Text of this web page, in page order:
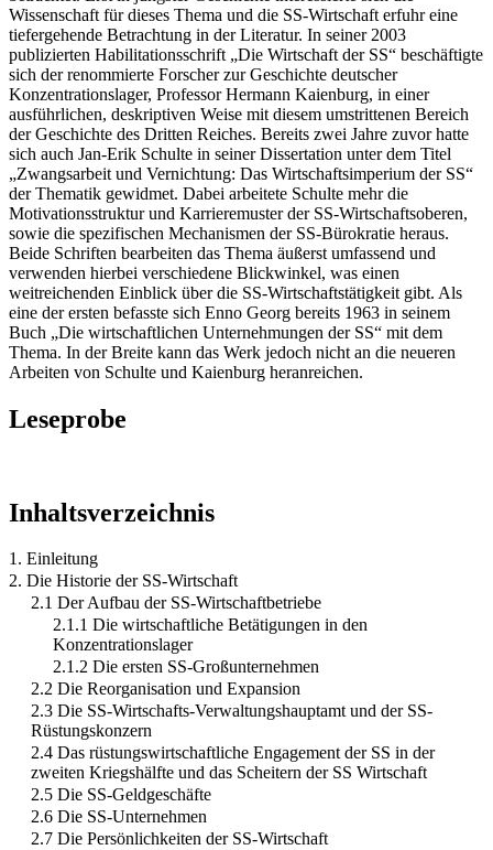
Wissenschaft für dieses Thema und die SS-Wirtschaft erfuhr eine
tiefergehende Betrachtung in der Literatur. In seiner 2003
publizierten Habilitationsschrift „Die Wirtschaft der SS“ beschäftigte
sich der renommierte Forscher zur Geschichte deutscher
Konzentrationslager, Professor Hermann Kaienburg, in einer
ausführlichen, deskriptiven Weise mit diesem umstrittenen Bereich
der Geschichte des Dritten Reiches. Bereits zwei Jahre zuvor hatte
sich auch Jan-Erik Schulte in seiner Dissertation unter dem Titel
„Zwangsarbeit und Vernichtung: Das Wirtschaftsimperium der SS“
der Thematik gewidmet. Dabei arbeitete Schulte mehr die
Motivationsstruktur und Karrieremuster der SS-Wirtschaftsoberen,
sowie die spezifischen Mechanismen der SS-Bürokratie heraus.
Beide Schriften bearbeiten das Thema äußerst umfassend und
verwenden hierbei verschiedene Blickwinkel, was einen
weitreichenden Einblick über die SS-Wirtschaftstätigkeit gibt. Als
eine der ersten befasste sich Enno Georg bereits 1963 in seinem
Buch „Die wirtschaftlichen Unternehmungen der SS“ mit dem
Thema. In der Breite kann das Werk jedoch nicht an die neueren
Arbeiten von Schulte und Kaienburg heranreichen.
Leseprobe
Inhaltsverzeichnis
1. Einleitung
2. Die Historie der SS-Wirtschaft
2.1 Der Aufbau der SS-Wirtschaftbetriebe
2.1.1 Die wirtschaftliche Betätigungen in den
Konzentrationslager
2.1.2 Die ersten SS-Großunternehmen
2.2 Die Reorganisation und Expansion
2.3 Die SS-Wirtschafts-Verwaltungshauptamt und der SS-
Rüstungskonzern
2.4 Das rüstungswirtschaftliche Engagement der SS in der
zweiten Kriegshälfte und das Scheitern der SS Wirtschaft
2.5 Die SS-Geldgeschäfte
2.6 Die SS-Unternehmen
2.7 Die Persönlichkeiten der SS-Wirtschaft